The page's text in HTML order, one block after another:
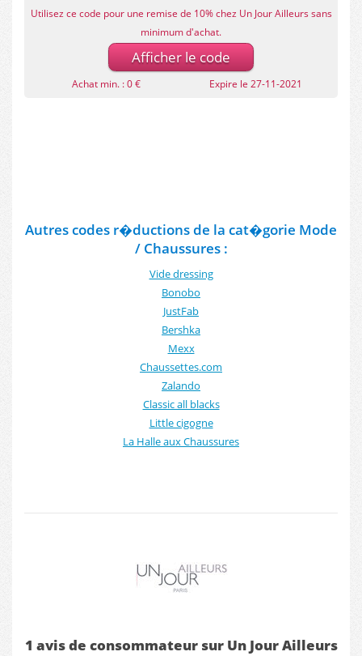
Utilisez ce code pour une remise de 10% chez Un Jour Ailleurs sans
minimum d'achat.
Afficher le code
Achat min. : 0 € Expire le 27-11-2021
Autres codes r�ductions de la cat�gorie Mode
/ Chaussures :
Vide dressing
Bonobo
JustFab
Bershka
Mexx
Chaussettes.com
Zalando
Classic all blacks
Little cigogne
La Halle aux Chaussures
1 avis de consommateur sur Un Jour Ailleurs